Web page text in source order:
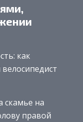
как
скамье на
правой